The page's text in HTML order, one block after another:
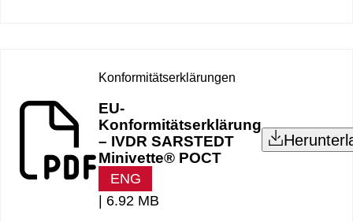
Konformitätserklärungen
EU-
Konformitätserklärung
– IVDR SARSTEDT
Minivette® POCT
ENG
6.92 MB